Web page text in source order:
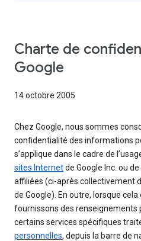
Charte de
Google
14 octobre 2005
Chez Google, nous sommes
confidentialité des informations
s’applique dans le cadre de
sites Internetde Google Inc. ou
affiliées (ci-après collectivement
de Google). En outre, lorsque
fournissons des renseignements
certains services spécifiques
personnelles, depuis la barre de